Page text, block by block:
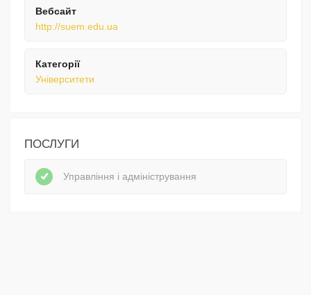
Вебсайт
http://suem.edu.ua
Категорії
Університети
ПОСЛУГИ
Управління і адміністрування